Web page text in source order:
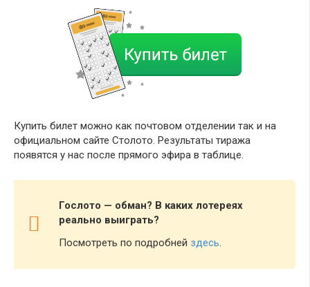
Купить билет можно как почтовом отделении так и на
официальном сайте Столото. Результаты тиража
появятся у нас после прямого эфира в таблице.
Гослото — обман? В каких лотереях
реально выиграть?
Посмотреть по подробней здесь